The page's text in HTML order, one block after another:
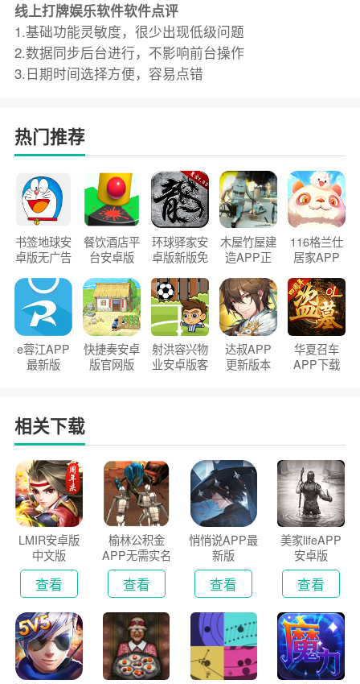
线上打牌娱乐软件软件点评
1.基础功能灵敏度，很少出现低级问题
2.数据同步后台进行，不影响前台操作
3.日期时间选择方便，容易点错
热门推荐
书签地球安
卓版无广告
餐饮酒店平
台安卓版
环球驿家安
卓版新版免
木屋竹屋建
造APP正
116格兰仕
居家APP
e蓉江APP
最新版
快捷奏安卓
版官网版
射洪容兴物
业安卓版客
达叔APP
更新版本
华夏召车
APP下载
相关下载
LMIR安卓版
中文版
查看
榆林公积金
APP无需实名
认证版
查看
悄悄说APP最
新版
查看
美家lifeAPP
安卓版
查看